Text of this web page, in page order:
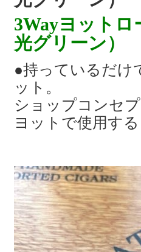
3Wayヨット
光グリーン）
●持っているだけ
ット。
ショップコンセ
ヨットで使用す